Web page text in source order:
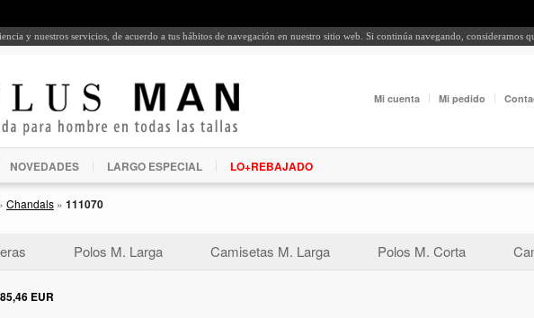
y nuestros servicios, de acuerdo a tus hábitos de navegación en nuestro sitio web. Si continúa navegando, consideramos
Mi cuenta Mi pedido
NOVEDADES LARGO ESPECIAL LO+REBAJADO
Chandals » 111070
Polos M. Larga Camisetas M. Larga Polos M. Corta
85,46 EUR